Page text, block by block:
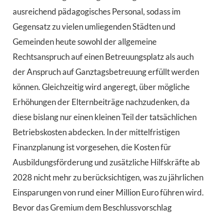
ausreichend pädagogisches Personal, sodass im
Gegensatz zu vielen umliegenden Städten und
Gemeinden heute sowohl der allgemeine
Rechtsanspruch auf einen Betreuungsplatz als auch
der Anspruch auf Ganztagsbetreuung erfüllt werden
können. Gleichzeitig wird angeregt, über mögliche
Erhöhungen der Elternbeiträge nachzudenken, da
diese bislang nur einen kleinen Teil der tatsächlichen
Betriebskosten abdecken. In der mittelfristigen
Finanzplanung ist vorgesehen, die Kosten für
Ausbildungsförderung und zusätzliche Hilfskräfte ab
2028 nicht mehr zu berücksichtigen, was zu jährlichen
Einsparungen von rund einer Million Euro führen wird.
Bevor das Gremium dem Beschlussvorschlag